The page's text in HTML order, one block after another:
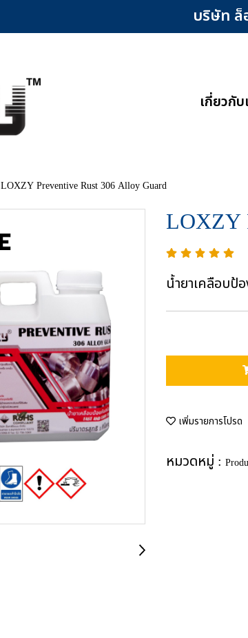
บริษัท
เกี่ยวกับ
LOXZY Preventive Rust 306 Alloy Guard
LOXZY
น้ำยาเคลือบ
เพิ่มรายการโปรด
หมวดหมู่ :